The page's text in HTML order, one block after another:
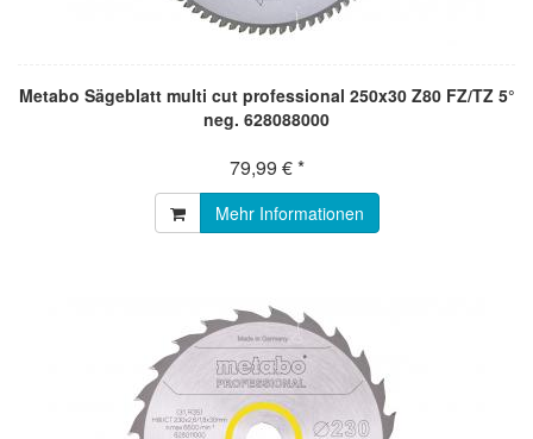
Metabo Sägeblatt multi cut professional 250x30 Z80 FZ/TZ 5°
neg. 628088000
79,99 € *
Mehr Informationen